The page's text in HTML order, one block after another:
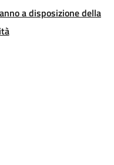
a disposizione della